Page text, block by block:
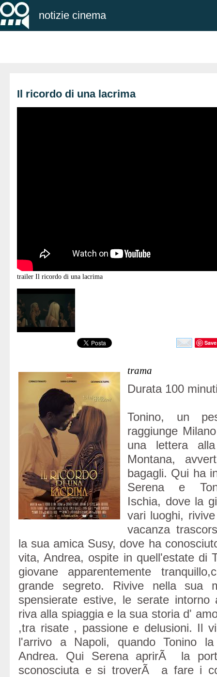
notizie cinema
Il ricordo di una lacrima
trailer Il ricordo di una lacrima
Save
trama
Durata 100
Tonino, un
raggiunge
una lettera
Montana,
bagagli. Qui ha
Serena e
Ischia, dove la
vari luoghi,
vacanza
la sua amica Susy, dove ha
vita, Andrea, ospite in quell'estate di
giovane apparentemente
grande segreto. Rivive nella sua
spensierate estive, le serate
riva alla spiaggia e la sua storia d'
,tra risate , passione e delusioni. Il
l'arrivo a Napoli, quando Tonino
Andrea. Qui Serena aprirÃ la
sconosciuta e si troverÃ a fare i